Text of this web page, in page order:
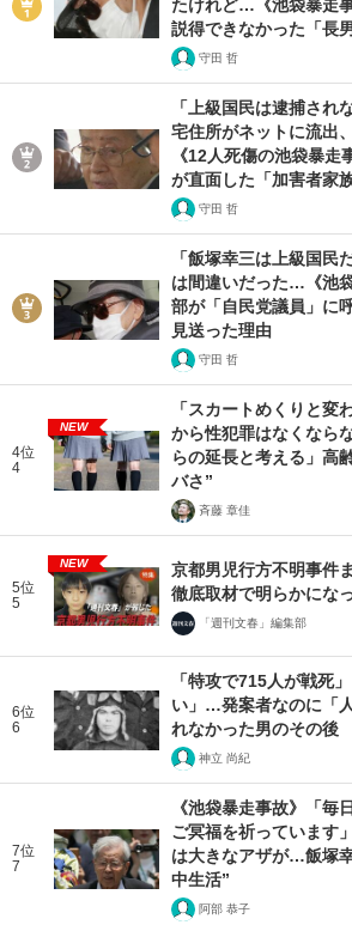
たけれど…《池袋暴走
説得できなかった「長
守田 哲
「上級国民は逮捕され
宅住所がネットに流出
《12人死傷の池袋暴走
が直面した「加害者家
守田 哲
「飯塚幸三は上級国民
は間違いだった…《池
部が「自民党議員」に
見送った理由
守田 哲
4位
4
NEW
「スカートめくりと変
から性犯罪はなくなら
らの延長と考える」高
バさ”
斉藤 章佳
5位
5
NEW
京都男児行方不明事件
徹底取材で明らかにな
「週刊文春」編集部
6位
6
「特攻で715人が戦死
い」…発案者なのに「
れなかった男のその後
神立 尚紀
7位
7
《池袋暴走事故》「毎
ご冥福を祈っています
は大きなアザが…飯塚
中生活”
阿部 恭子